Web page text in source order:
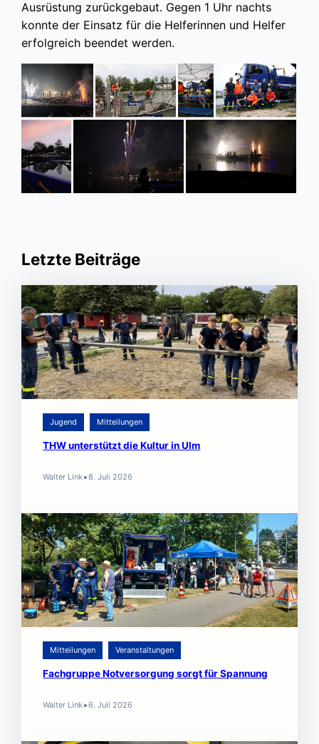
Ausrüstung zurückgebaut. Gegen 1 Uhr nachts
konnte der Einsatz für die Helferinnen und Helfer
erfolgreich beendet werden.
Letzte Beiträge
Jugend Mitteilungen
THW unterstützt die Kultur in Ulm
Walter Link•8. Juli 2026
Mitteilungen Veranstaltungen
Fachgruppe Notversorgung sorgt für Spannung
Walter Link•6. Juli 2026